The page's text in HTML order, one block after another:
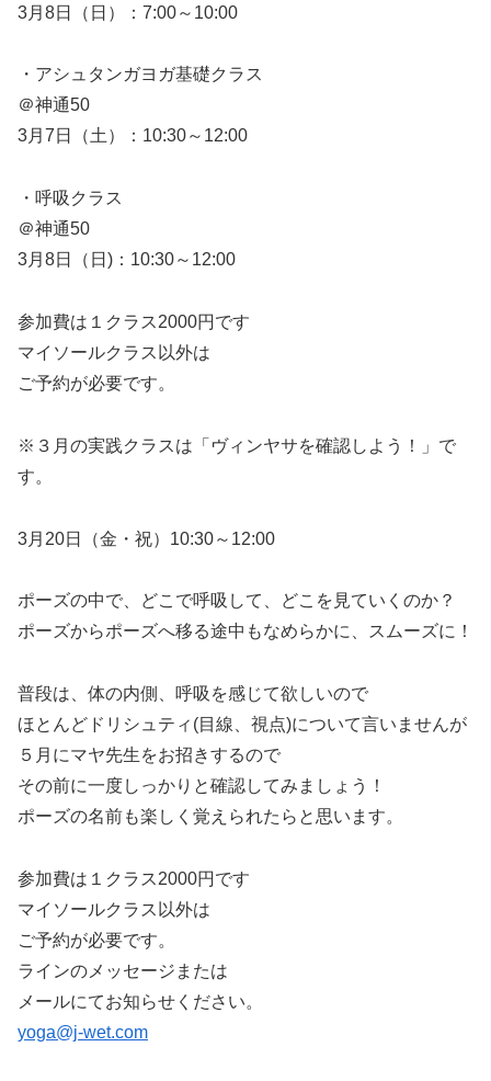
3月8日（日）：7:00～10:00
・アシュタンガヨガ基礎クラス
＠神通50
3月7日（土）：10:30～12:00
・呼吸クラス
＠神通50
3月8日（日)：10:30～12:00
参加費は１クラス2000円です
マイソールクラス以外は
ご予約が必要です。
※３月の実践クラスは「ヴィンヤサを確認しよう！」で
す。
3月20日（金・祝）10:30～12:00
ポーズの中で、どこで呼吸して、どこを見ていくのか？
ポーズからポーズへ移る途中もなめらかに、スムーズに！
普段は、体の内側、呼吸を感じて欲しいので
ほとんどドリシュティ(目線、視点)について言いませんが
５月にマヤ先生をお招きするので
その前に一度しっかりと確認してみましょう！
ポーズの名前も楽しく覚えられたらと思います。
参加費は１クラス2000円です
マイソールクラス以外は
ご予約が必要です。
ラインのメッセージまたは
メールにてお知らせください。
yoga@j-wet.com